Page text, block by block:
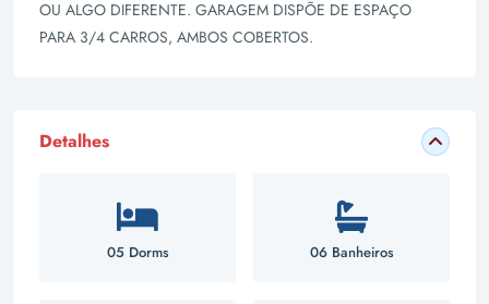
OU ALGO DIFERENTE. GARAGEM DISPÕE DE ESPAÇO
PARA 3/4 CARROS, AMBOS COBERTOS.
Detalhes
05 Dorms 06 Banheiros